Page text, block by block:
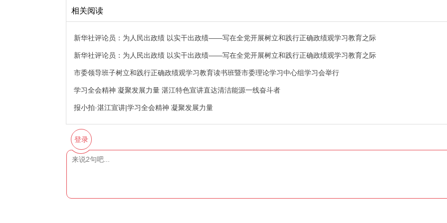
相关阅读
新华社评论员：为人民出政绩 以实干出政绩——写在全党开展树立和践行正确政绩观学习教育之际
新华社评论员：为人民出政绩 以实干出政绩——写在全党开展树立和践行正确政绩观学习教育之际
市委领导班子树立和践行正确政绩观学习教育读书班暨市委理论学习中心组学习会举行
学习全会精神 凝聚发展力量 湛江特色宣讲直达清洁能源一线奋斗者
报小拍·湛江宣讲|学习全会精神 凝聚发展力量
登录